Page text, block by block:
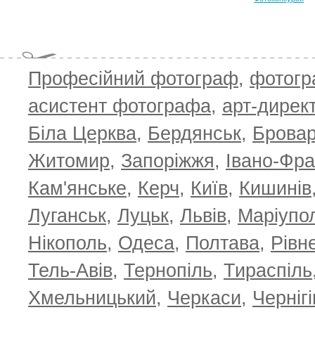
Професійний фотограф,
асистент фотографа, арт-
Біла Церква, Бердянськ,
Житомир, Запоріжжя, Івано-
Кам'янське, Керч, Київ, Кишинів
Луганськ, Луцьк, Львів,
Нікополь, Одеса, Полтава,
Тель-Авів, Тернопіль, Тираспіль
Хмельницький, Черкаси,